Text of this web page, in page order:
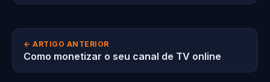
← ARTIGO ANTERIOR
Como monetizar o seu canal de TV online